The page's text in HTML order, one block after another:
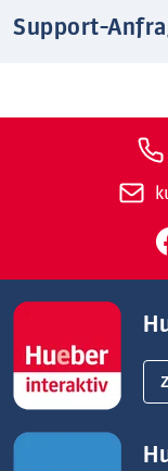
Support-